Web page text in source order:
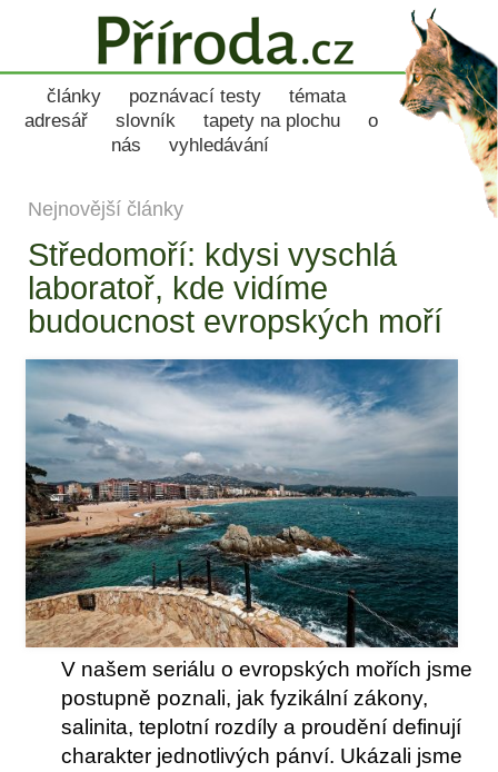
články poznávací testy
témata
adresář
slovník tapety na plochu
o
nás
vyhledávání
Nejnovější články
Středomoří: kdysi vyschlá
laboratoř, kde vidíme
budoucnost evropských moří
V našem seriálu o evropských mořích jsme
postupně poznali, jak fyzikální zákony,
salinita, teplotní rozdíly a proudění definují
charakter jednotlivých pánví. Ukázali jsme